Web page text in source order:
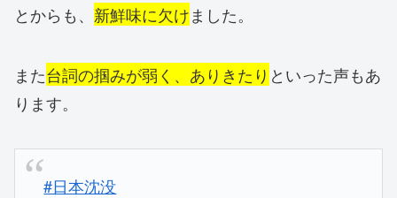
とからも、 新鮮味に欠けました。
また台詞の掴みが弱く、ありきたり といった声もあ
ります。
#日本沈没